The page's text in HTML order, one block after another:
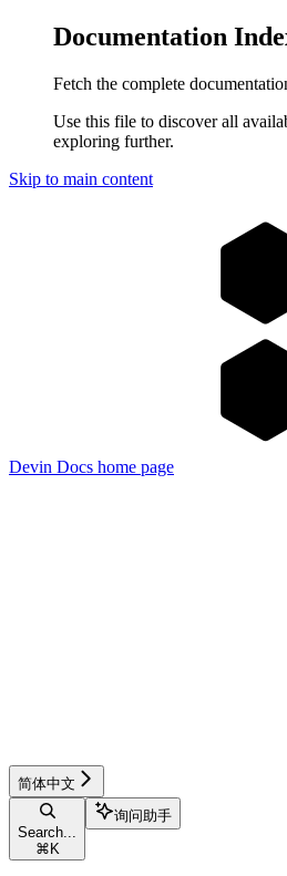
Documentation
Fetch the complete
Use this file to discover all
exploring further.
Skip to main content
Devin Docs home page
简体中文
Search...
⌘ K
询问助手